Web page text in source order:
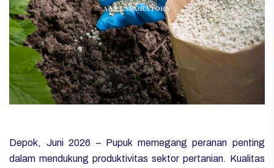
Depok, Juni 2026 – Pupuk memegang peranan penting
dalam mendukung produktivitas sektor pertanian. Kualitas